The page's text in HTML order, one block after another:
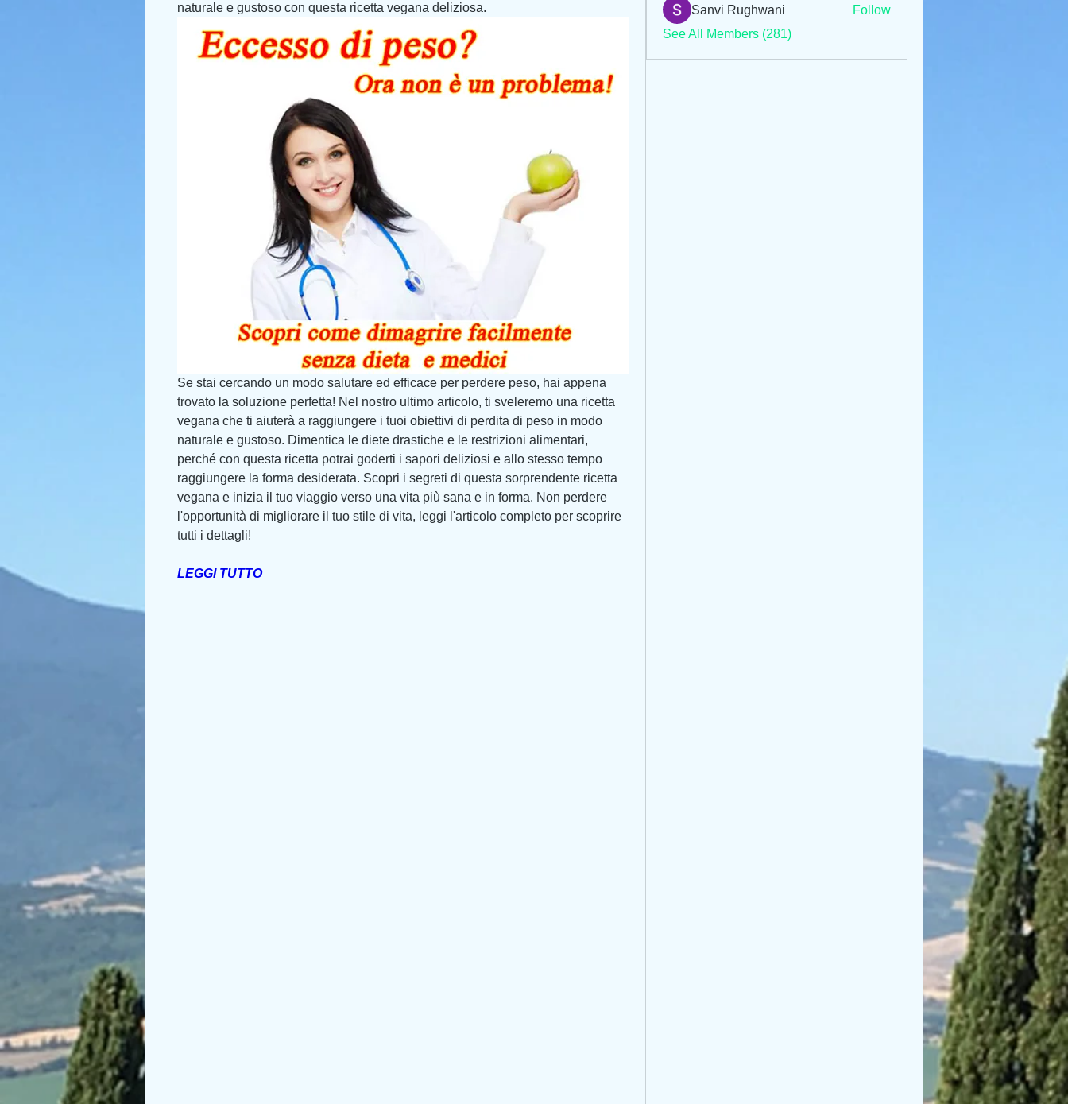
naturale e gustoso con questa ricetta vegana deliziosa.
Se stai cercando un modo salutare ed efficace per perdere peso, hai appena
trovato la soluzione perfetta! Nel nostro ultimo articolo, ti sveleremo una ricetta
vegana che ti aiuterà a raggiungere i tuoi obiettivi di perdita di peso in modo
naturale e gustoso. Dimentica le diete drastiche e le restrizioni alimentari,
perché con questa ricetta potrai goderti i sapori deliziosi e allo stesso tempo
raggiungere la forma desiderata. Scopri i segreti di questa sorprendente ricetta
vegana e inizia il tuo viaggio verso una vita più sana e in forma. Non perdere
l'opportunità di migliorare il tuo stile di vita, leggi l'articolo completo per scoprire
tutti i dettagli!
LEGGI TUTTO
Sanvi Rughwani
Follow
See All Members (281)